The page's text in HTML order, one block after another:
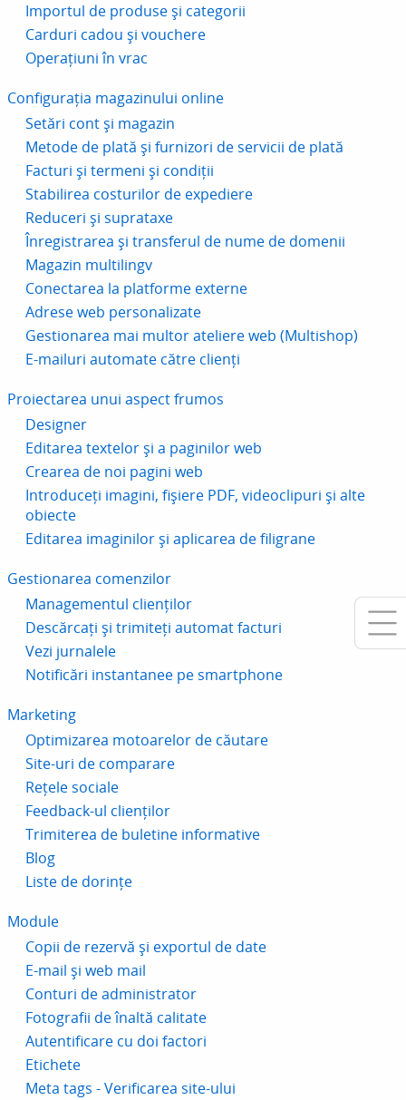
Importul de produse și categorii
Carduri cadou și vouchere
Operațiuni în vrac
Configurația magazinului online
Setări cont și magazin
Metode de plată și furnizori de servicii de plată
Facturi și termeni și condiții
Stabilirea costurilor de expediere
Reduceri și suprataxe
Înregistrarea și transferul de nume de domenii
Magazin multilingv
Conectarea la platforme externe
Adrese web personalizate
Gestionarea mai multor ateliere web (Multishop)
E-mailuri automate către clienți
Proiectarea unui aspect frumos
Designer
Editarea textelor și a paginilor web
Crearea de noi pagini web
Introduceți imagini, fișiere PDF, videoclipuri și alte
obiecte
Editarea imaginilor și aplicarea de filigrane
Gestionarea comenzilor
Managementul clienților
Descărcați și trimiteți automat facturi
Vezi jurnalele
Notificări instantanee pe smartphone
Marketing
Optimizarea motoarelor de căutare
Site-uri de comparare
Rețele sociale
Feedback-ul clienților
Trimiterea de buletine informative
Blog
Liste de dorințe
Module
Copii de rezervă și exportul de date
E-mail și web mail
Conturi de administrator
Fotografii de înaltă calitate
Autentificare cu doi factori
Etichete
Meta tags - Verificarea site-ului